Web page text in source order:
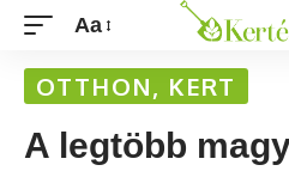
Aa
OTTHON, KERT
A legtöbb